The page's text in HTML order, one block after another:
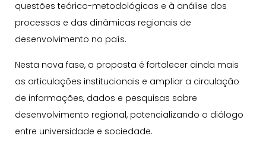
questões teórico-metodológicas e à análise dos
processos e das dinâmicas regionais de
desenvolvimento no país.
Nesta nova fase, a proposta é fortalecer ainda mais
as articulações institucionais e ampliar a circulação
de informações, dados e pesquisas sobre
desenvolvimento regional, potencializando o diálogo
entre universidade e sociedade.